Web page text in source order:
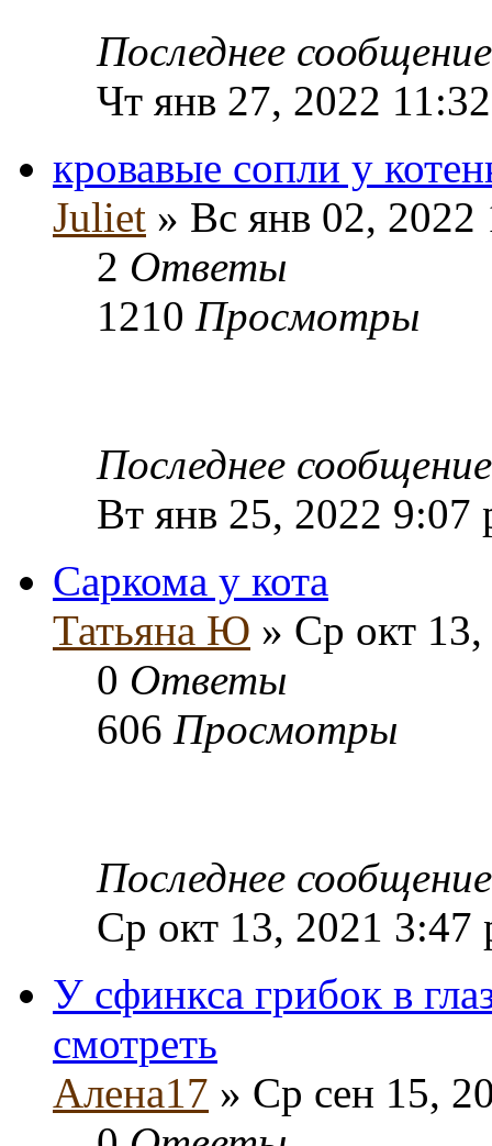
Последнее
Чт янв 27, 2022
кровавые сопли у
Juliet » Вс янв 02, 2022
2 Ответы
1210 Просмотры
Последнее
Вт янв 25, 2022 9:07
Саркома у кота
Татьяна Ю » Ср окт
0 Ответы
606 Просмотры
Последнее
Ср окт 13, 2021 3:47
У сфинкса грибок в
смотреть
Алена17 » Ср сен 15,